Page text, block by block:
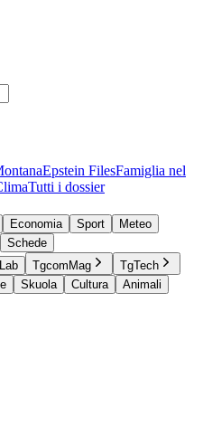
Epstein FilesFamiglia nel
Tutti i dossier
Economia Sport
Meteo
Schede
TgcomMag
TgTech
Skuola Cultura
Animali